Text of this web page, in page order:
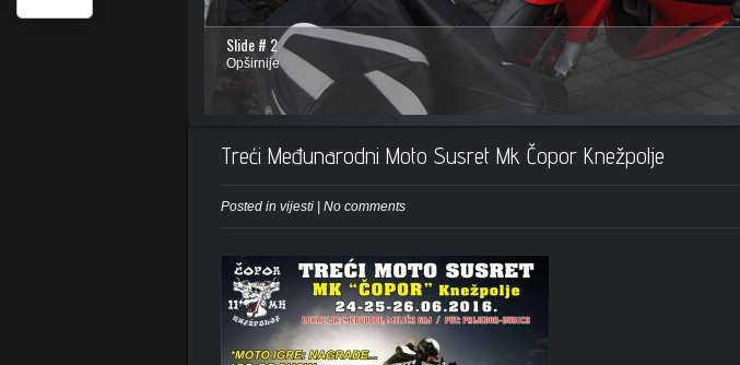
Slide # 2
Opširnije
Treći Međunarodni Moto Susret Mk Čopor Knežpolje
Posted in vijesti No comments